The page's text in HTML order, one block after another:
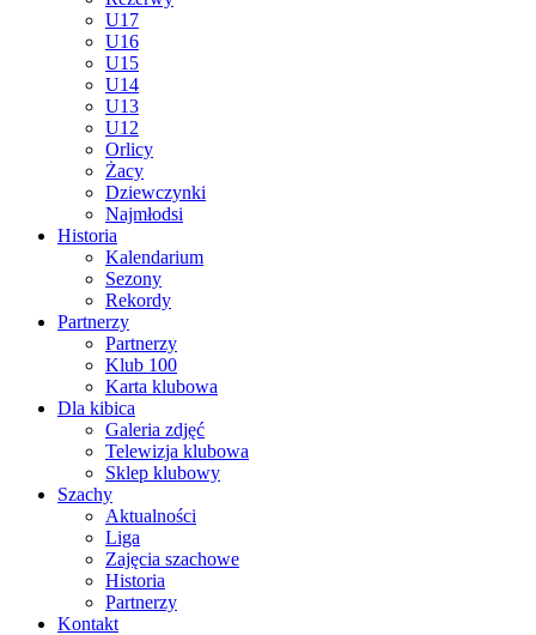
U17
U16
U15
U14
U13
U12
Orlicy
Żacy
Dziewczynki
Najmłodsi
Historia
Kalendarium
Sezony
Rekordy
Partnerzy
Partnerzy
Klub 100
Karta klubowa
Dla kibica
Galeria zdjęć
Telewizja klubowa
Sklep klubowy
Szachy
Aktualności
Liga
Zajęcia szachowe
Historia
Partnerzy
Kontakt